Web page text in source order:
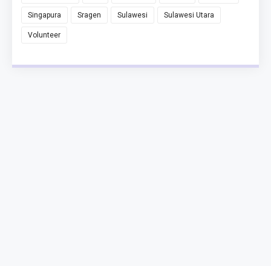
Singapura Sragen Sulawesi Sulawesi Utara
Volunteer